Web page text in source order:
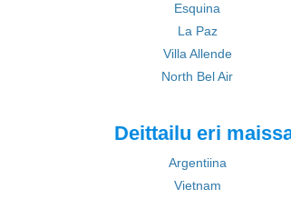
Esquina
La Paz
Villa Allende
North Bel Air
Deittailu eri
Argentiina
Vietnam